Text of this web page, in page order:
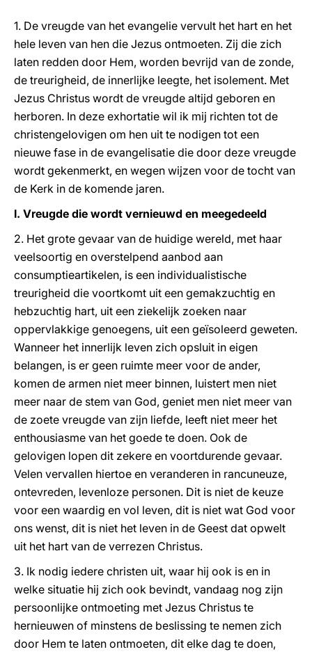
1. De vreugde van het evangelie vervult het hart en het
hele leven van hen die Jezus ontmoeten. Zij die zich
laten redden door Hem, worden bevrijd van de zonde,
de treurigheid, de innerlijke leegte, het isolement. Met
Jezus Christus wordt de vreugde altijd geboren en
herboren. In deze exhortatie wil ik mij richten tot de
christengelovigen om hen uit te nodigen tot een
nieuwe fase in de evangelisatie die door deze vreugde
wordt gekenmerkt, en wegen wijzen voor de tocht van
de Kerk in de komende jaren.
I. Vreugde die wordt vernieuwd en meegedeeld
2. Het grote gevaar van de huidige wereld, met haar
veelsoortig en overstelpend aanbod aan
consumptieartikelen, is een individualistische
treurigheid die voortkomt uit een gemakzuchtig en
hebzuchtig hart, uit een ziekelijk zoeken naar
oppervlakkige genoegens, uit een geïsoleerd geweten.
Wanneer het innerlijk leven zich opsluit in eigen
belangen, is er geen ruimte meer voor de ander,
komen de armen niet meer binnen, luistert men niet
meer naar de stem van God, geniet men niet meer van
de zoete vreugde van zijn liefde, leeft niet meer het
enthousiasme van het goede te doen. Ook de
gelovigen lopen dit zekere en voortdurende gevaar.
Velen vervallen hiertoe en veranderen in rancuneuze,
ontevreden, levenloze personen. Dit is niet de keuze
voor een waardig en vol leven, dit is niet wat God voor
ons wenst, dit is niet het leven in de Geest dat opwelt
uit het hart van de verrezen Christus.
3. Ik nodig iedere christen uit, waar hij ook is en in
welke situatie hij zich ook bevindt, vandaag nog zijn
persoonlijke ontmoeting met Jezus Christus te
hernieuwen of minstens de beslissing te nemen zich
door Hem te laten ontmoeten, dit elke dag te doen,